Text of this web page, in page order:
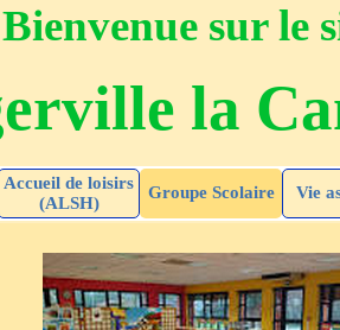
Accueil de loisirs
(ALSH)
Groupe Scolaire Vie
la
Bienvenue sur le